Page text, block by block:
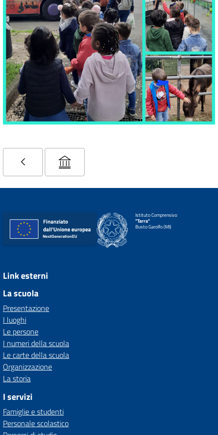
Istituto Comprensivo
"Tarra"
Busto Garolfo (MI)
Link esterni
La scuola
Presentazione
I luoghi
Le persone
I numeri della scuola
Le carte della scuola
Organizzazione
La storia
I servizi
Famiglie e studenti
Personale scolastico